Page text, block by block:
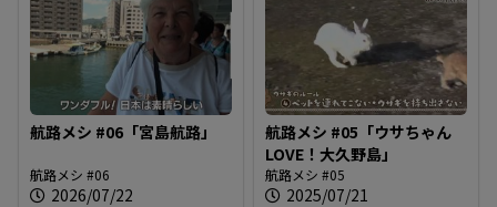
す
る
航路メシ #06「宮島航路」
航路メシ #06
2026/07/22
航路メシ #05「ウサちゃん
LOVE！大久野島」
航路メシ #05
2025/07/21